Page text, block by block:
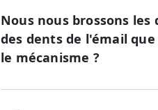
Nous nous brossons
des dents de l'émail
le mécanisme ?